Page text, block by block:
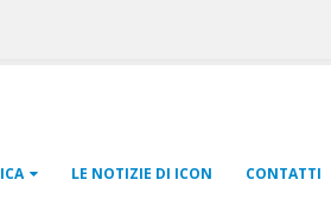
LE NOTIZIE DI ICON CONTATTI